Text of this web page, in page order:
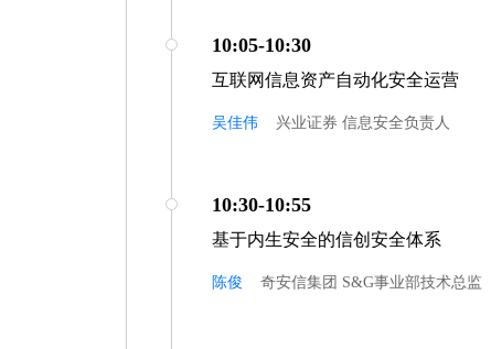
10:05-10:30
互联网信息资产自动化安全运营
吴佳伟 兴业证券 信息安全负责人
10:30-10:55
基于内生安全的信创安全体系
陈俊 奇安信集团 S&G事业部技术总监